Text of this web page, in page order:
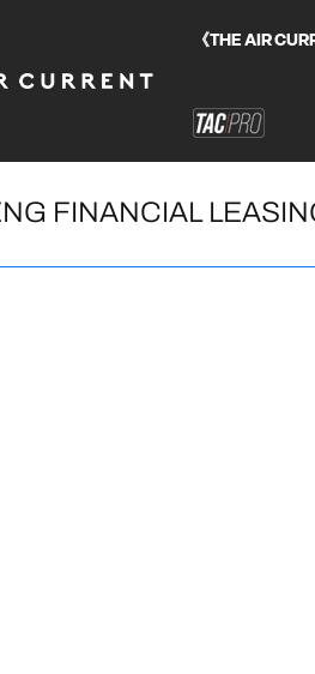
《THE AIR
FINANCIAL